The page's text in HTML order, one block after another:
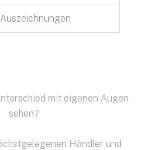
mit eigenen Augen
sehen?
Händler und